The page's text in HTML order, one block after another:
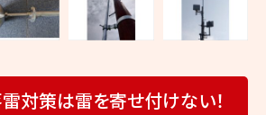
対策は雷を寄せ付けない！